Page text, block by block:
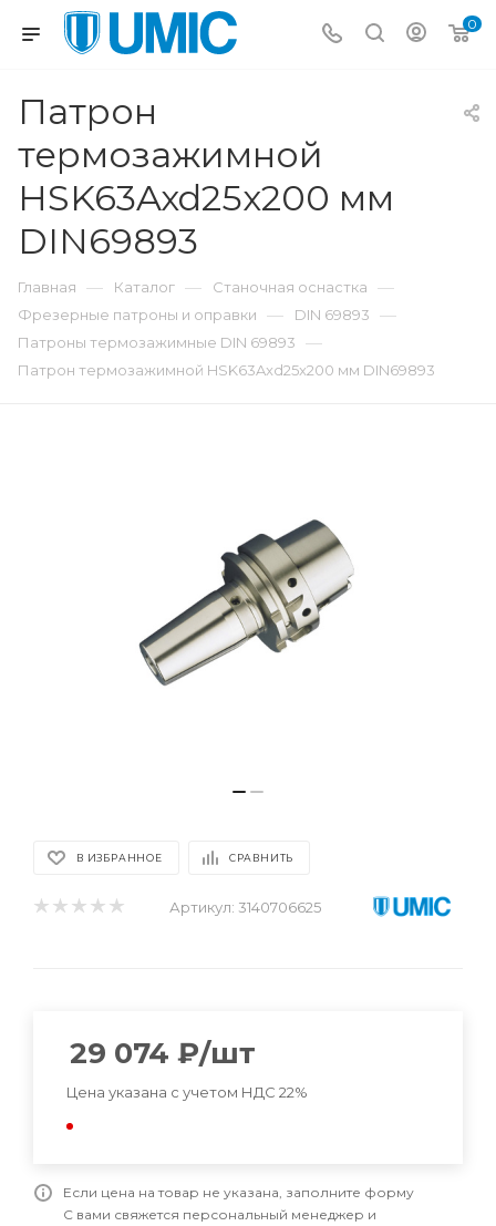
0
Патрон
термозажимной
HSK63Axd25x200 мм
DIN69893
Главная — Каталог — Станочная оснастка —
Фрезерные патроны и оправки — DIN 69893 —
Патроны термозажимные DIN 69893 —
Патрон термозажимной HSK63Axd25x200 мм DIN69893
В ИЗБРАННОЕ СРАВНИТЬ
Артикул: 3140706625
29 074 ₽/шт
Цена указана с учетом НДС 22%
Если цена на товар не указана, заполните форму
С вами свяжется персональный менеджер и